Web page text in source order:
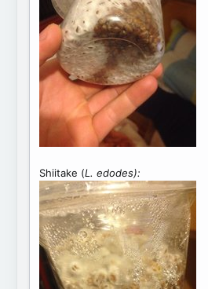
Shiitake (L. edodes):